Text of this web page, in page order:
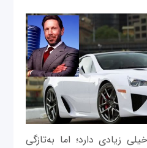
زیادی دارد؛ اما به‌تازگی